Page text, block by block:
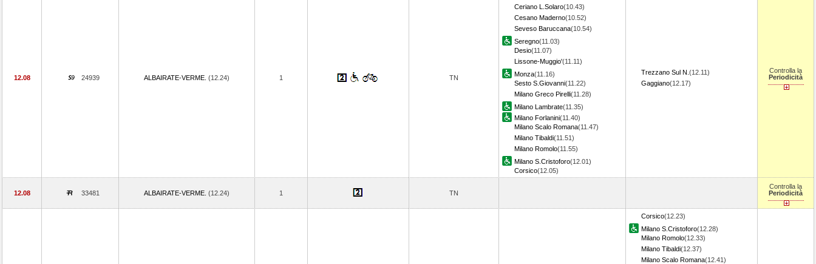
12.08 24939 ALBAIRATE-VERME. (12.24) 1 TN
Ceriano L.Solaro(10.43)
Cesano Maderno(10.52)
Seveso Baruccana(10.54)
Seregno(11.03)
Desio(11.07)
Lissone-Muggio'(11.11)
Monza(11.16)
Sesto S.Giovanni(11.22)
Milano Greco Pirelli(11.28)
Milano Lambrate(11.35)
Milano Forlanini(11.40)
Milano Scalo Romana(11.47)
Milano Tibaldi(11.51)
Milano Romolo(11.55)
Milano S.Cristoforo(12.01)
Corsico(12.05)
Trezzano Sul N. (12.11)
Gaggiano(12.17)
Controlla la
Periodicità
12.08 33481 ALBAIRATE-VERME. (12.24) 1 TN
Controlla la
Periodicità
Corsico(12.23)
Milano S.Cristoforo(12.28)
Milano Romolo(12.33)
Milano Tibaldi(12.37)
Milano Scalo Romana(12.41)